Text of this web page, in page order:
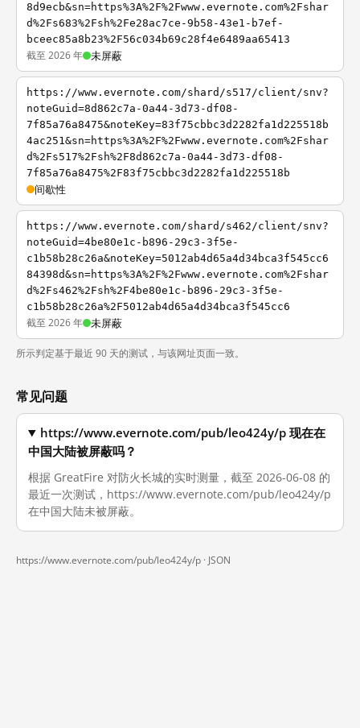
8d9ecb&sn=https%3A%2F%2Fwww.evernote.com%2Fshar
d%2Fs683%2Fsh%2Fe28ac7ce-9b58-43e1-b7ef-
bceec85a8b23%2F56c034b69c28f4e6489aa65413
截至 2026 年 未屏蔽
https://www.evernote.com/shard/s517/client/snv?
noteGuid=8d862c7a-0a44-3d73-df08-
7f85a76a8475&noteKey=83f75cbbc3d2282fa1d225518b
4ac251&sn=https%3A%2F%2Fwww.evernote.com%2Fshar
d%2Fs517%2Fsh%2F8d862c7a-0a44-3d73-df08-
7f85a76a8475%2F83f75cbbc3d2282fa1d225518b
间歇性
https://www.evernote.com/shard/s462/client/snv?
noteGuid=4be80e1c-b896-29c3-3f5e-
c1b58b28c26a&noteKey=5012ab4d65a4d34bca3f545cc6
84398d&sn=https%3A%2F%2Fwww.evernote.com%2Fshar
d%2Fs462%2Fsh%2F4be80e1c-b896-29c3-3f5e-
c1b58b28c26a%2F5012ab4d65a4d34bca3f545cc6
截至 2026 年 未屏蔽
所示判定基于最近 90 天的测试，与该网址页面一致。
常见问题
https://www.evernote.com/pub/leo424y/p 现在在
中国大陆被屏蔽吗？
根据 GreatFire 对防火长城的实时测量，截至 2026-06-08 的
最近一次测试，https://www.evernote.com/pub/leo424y/p
在中国大陆未被屏蔽。
https://www.evernote.com/pub/leo424y/p · JSON